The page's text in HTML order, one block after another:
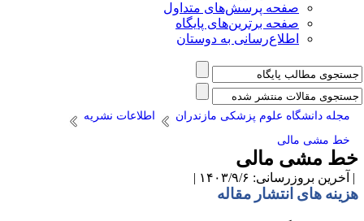
صفحه پرسش‌های متداول
صفحه برترین‌های پایگاه
اطلاع‌رسانی به دوستان
مجله دانشگاه علوم پزشکی مازندران
اطلاعات نشریه
خط مشی مالی
مشی مالی
بروزرسانی: ۱۴۰۳/۹/۶ |
های انتشار مقاله